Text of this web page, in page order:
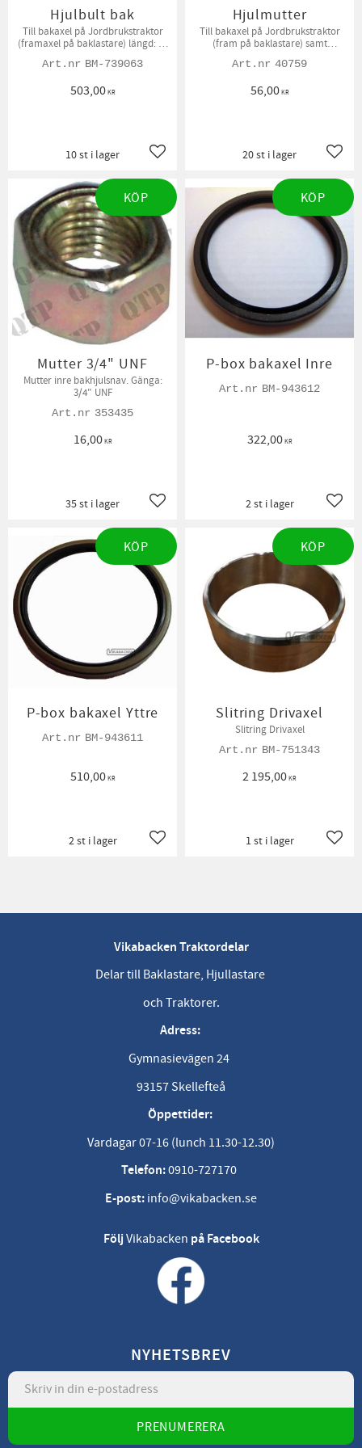
Hjulbult bak
Till bakaxel på Jordbrukstraktor
(framaxel på baklastare) längd: 97
BM-739063
503,00KR
Lägg till i favoriter
10 st i lager
Hjulmutter
Till bakaxel på Jordbrukstraktor
(fram på baklastare) samt
265040759
56,00KR
20 st i lager
Mutter 3/4" UNF
Mutter inre bakhjulsnav. Gänga:
3/4" UNF
353435
16,00KR
Lägg till i favoriter
35 st i lager
KÖP
P-box bakaxel Inre
BM-943612
322,00KR
2 st i lager
KÖP
P-box bakaxel Yttre
BM-943611
510,00KR
Lägg till i favoriter
2 st i lager
KÖP
Slitring Drivaxel
Slitring Drivaxel
BM-751343
2 195,00KR
1 st i lager
KÖP
Vikabacken Traktordelar
Delar till Baklastare, Hjullastare
och Traktorer.
Adress:
Gymnasievägen 24
93157 Skellefteå
Öppettider:
Vardagar 07-16 (lunch 11.30-12.30)
Telefon:0910-727170
E-post: info@vikabacken.se
FöljVikabacken på Facebook
NYHETSBREV
PRENUMERERA